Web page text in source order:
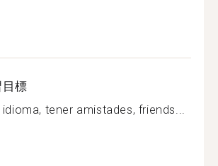
標
tener amistades, friends...